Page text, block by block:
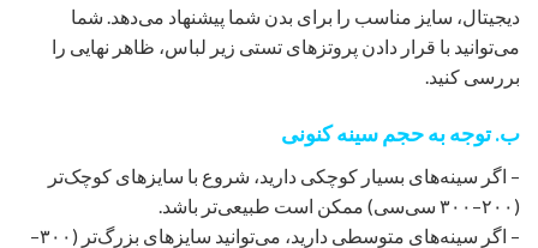
دیجیتال، سایز مناسب را برای بدن شما پیشنهاد می‌دهد. شما
می‌توانید با قرار دادن پروتزهای تستی زیر لباس، ظاهر نهایی را
بررسی کنید.
ب. توجه به حجم سینه کنونی
– اگر سینه‌های بسیار کوچکی دارید، شروع با سایزهای کوچک‌تر
(۲۰۰–۳۰۰ سی‌سی) ممکن است طبیعی‌تر باشد.
– اگر سینه‌های متوسطی دارید، می‌توانید سایزهای بزرگ‌تر (۳۰۰–